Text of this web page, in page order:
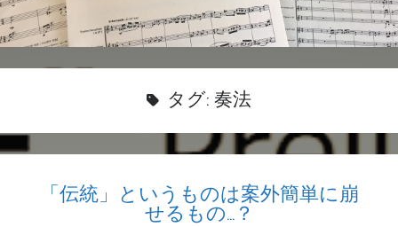
タグ: 奏法
「伝統」というものは案外簡単に崩
せるもの…？